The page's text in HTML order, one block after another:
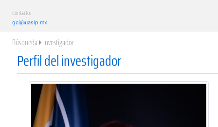
Contacto:
gci@uaslp.mx
Búsqueda Investigador
Perfil del investigador